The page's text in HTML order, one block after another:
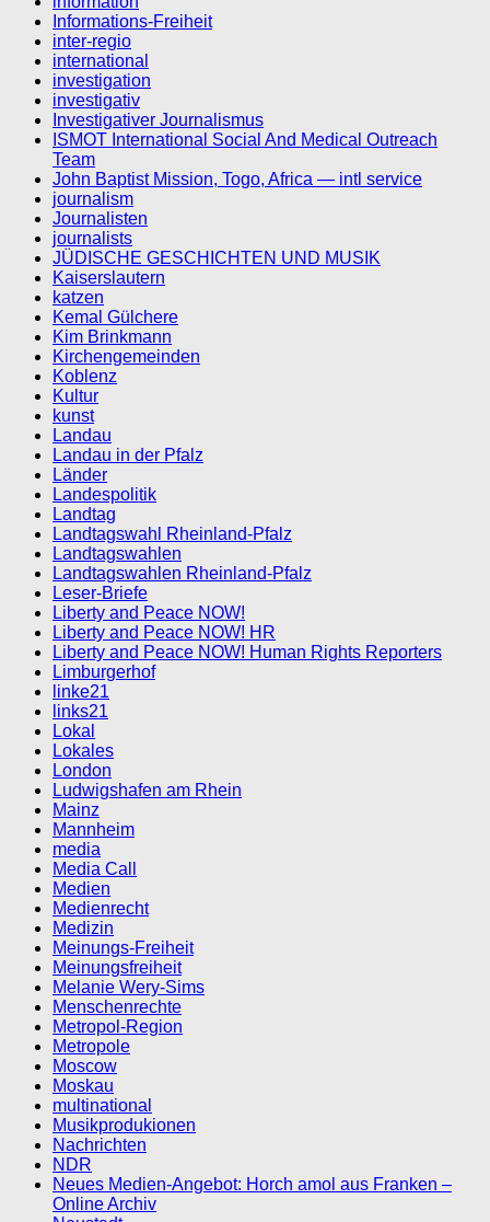
Informations-Freiheit
inter-regio
international
investigation
investigativ
Investigativer Journalismus
ISMOT International Social And Medical Outreach
Team
John Baptist Mission, Togo, Africa — intl service
journalism
Journalisten
journalists
JÜDISCHE GESCHICHTEN UND MUSIK
Kaiserslautern
katzen
Kemal Gülchere
Kim Brinkmann
Kirchengemeinden
Koblenz
Kultur
kunst
Landau
Landau in der Pfalz
Länder
Landespolitik
Landtag
Landtagswahl Rheinland-Pfalz
Landtagswahlen
Landtagswahlen Rheinland-Pfalz
Leser-Briefe
Liberty and Peace NOW!
Liberty and Peace NOW! HR
Liberty and Peace NOW! Human Rights Reporters
Limburgerhof
linke21
links21
Lokal
Lokales
London
Ludwigshafen am Rhein
Mainz
Mannheim
media
Media Call
Medien
Medienrecht
Medizin
Meinungs-Freiheit
Meinungsfreiheit
Melanie Wery-Sims
Menschenrechte
Metropol-Region
Metropole
Moscow
Moskau
multinational
Musikprodukionen
Nachrichten
NDR
Neues Medien-Angebot: Horch amol aus Franken –
Online Archiv